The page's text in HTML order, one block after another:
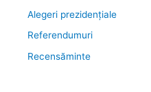
Alegeri prezidențiale
Referendumuri
Recensăminte